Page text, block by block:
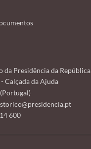
Presidência da República
Calçada da Ajuda
600